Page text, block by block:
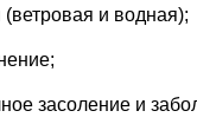
(ветровая и водная);
засоление и